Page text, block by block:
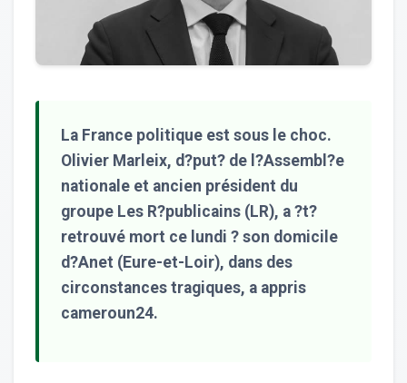
La France politique est sous le choc.
Olivier Marleix, d?put? de l?Assembl?e
nationale et ancien président du
groupe Les R?publicains (LR), a ?t?
retrouvé mort ce lundi ? son domicile
d?Anet (Eure-et-Loir), dans des
circonstances tragiques, a appris
cameroun24.